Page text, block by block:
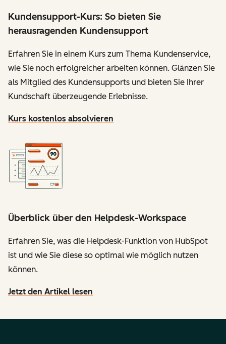
Kundensupport-Kurs: So bieten Sie
herausragenden Kundensupport
Erfahren Sie in einem Kurs zum Thema Kundenservice,
wie Sie noch erfolgreicher arbeiten können. Glänzen Sie
als Mitglied des Kundensupports und bieten Sie Ihrer
Kundschaft überzeugende Erlebnisse.
Kurs kostenlos absolvieren
Überblick über den Helpdesk-Workspace
Erfahren Sie, was die Helpdesk-Funktion von HubSpot
ist und wie Sie diese so optimal wie möglich nutzen
können.
Jetzt den Artikel lesen